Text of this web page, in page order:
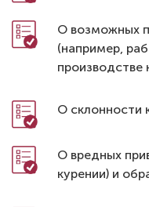
О возможных
(например,
производстве
О склонности
О вредных
курении) и